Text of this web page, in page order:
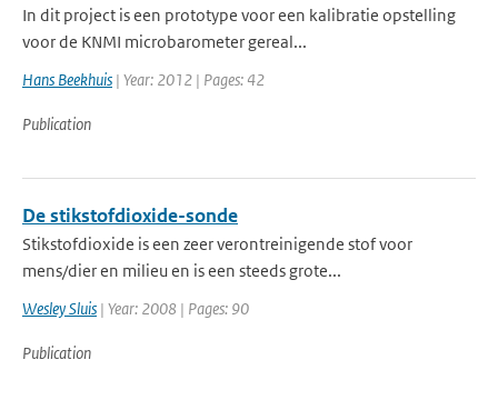
In dit project is een prototype voor een kalibratie opstelling
voor de KNMI microbarometer gereal...
Hans Beekhuis | Year: 2012 | Pages: 42
Publication
De stikstofdioxide-sonde
Stikstofdioxide is een zeer verontreinigende stof voor
mens/dier en milieu en is een steeds grote...
Wesley Sluis | Year: 2008 | Pages: 90
Publication